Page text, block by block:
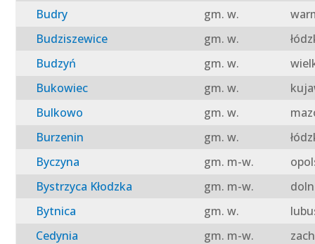
Budry
gm. w.
Budziszewice
gm. w.
Budzyń
gm. w.
Bukowiec
gm. w.
Bulkowo
gm. w.
Burzenin
gm. w.
Byczyna
gm. m-w.
Bystrzyca Kłodzka
gm. m-w.
Bytnica
gm. w.
Cedynia
gm. m-w.